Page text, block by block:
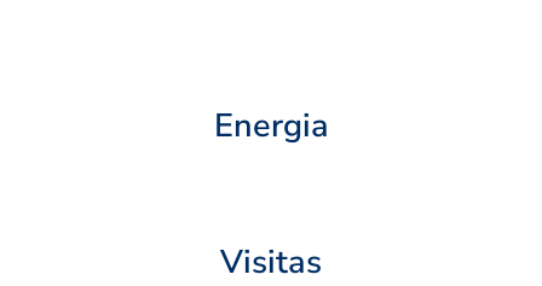
Energia
Visitas